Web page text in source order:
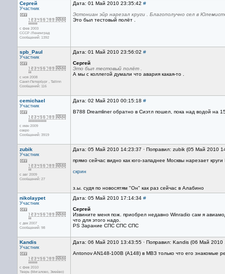
Сергей
Участник
с фев 2003
СССР /Ленинград
Сообщений: 1392
Дата: 01 Май 2010 23:35:42 #
Эстониан эйр нарезал круги . Благополучно сел в
Это был тестовый полёт .
spb_Paul
Участник
с ноя 2008
Санкт-Петербург , Tallinn
Сообщений: 116
Дата: 01 Май 2010 23:56:02 #
Сергей
Это был тестовый полёт .
А мы с коллегой думали что авария какая-то .
cemichael
Участник
с июн 2009
озеро
Сообщений: 3919
Дата: 02 Май 2010 00:15:18 #
B788 Dreamliner обратно в Сиэтл пошел, пока над водой на
zubik
Участник
с авг 2009
Сообщений: 27
Дата: 05 Май 2010 14:23:37 · Поправил: zubik (05 Май 2010
прямо сейчас видно как юго-западнее Москвы нарезает круги
скрин
з.ы. судя по новосятям "Он" как раз сейчас в Алабино
nikolaypet
Участник
с дек 2007
Сообщений: 98
Дата: 05 Май 2010 17:14:34 #
Сергей
Извините меня пож. приобрел недавно Winradio сам я
что для этого надо.
PS Зарание СПС СПС СПС
Kandis
Участник
с фев 2010
Тверь (Мигалово, Змеёво)
Дата: 06 Май 2010 13:43:55 · Поправил: Kandis (06 Май
Antonov AN148-100B (A148) в МВЗ только что его знакомые